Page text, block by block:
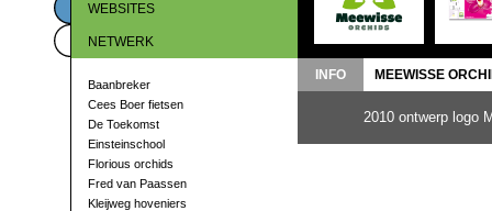
WEBSITES
NETWERK
Baanbreker
Cees Boer fietsen
De Toekomst
Einsteinschool
Florious orchids
Fred van Paassen
Kleijweg hoveniers
INFO MEEWISSE
2010 ontwerp logo